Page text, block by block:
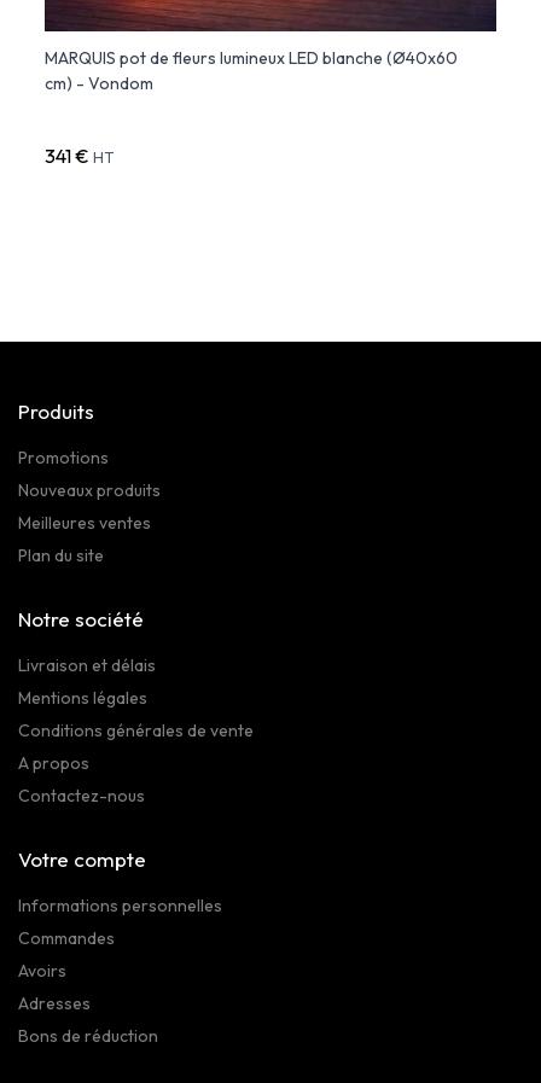
MARQUIS pot de fleurs lumineux LED blanche (Ø40x60
cm) - Vondom
341 € HT
Produits
Promotions
Nouveaux produits
Meilleures ventes
Plan du site
Notre société
Livraison et délais
Mentions légales
Conditions générales de vente
A propos
Contactez-nous
Votre compte
Informations personnelles
Commandes
Avoirs
Adresses
Bons de réduction